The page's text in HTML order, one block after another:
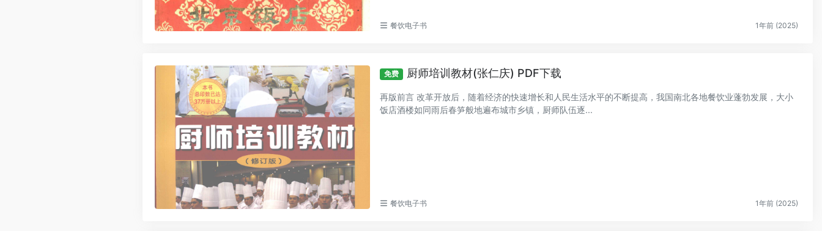
餐饮电子书 1年前 (2025)
免费 厨师培训教材(张仁庆) PDF下载
再版前言 改革开放后，随着经济的快速增长和人民生活水平的不断提高，我国南北各地餐饮业蓬勃发展，大小
饭店酒楼如同雨后春笋般地遍布城市乡镇，厨师队伍逐...
餐饮电子书 1年前 (2025)